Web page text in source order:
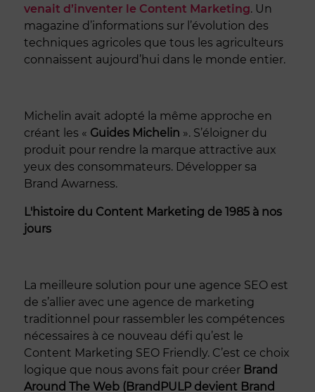
venait d’inventer le Content Marketing. Un
magazine d’informations sur l’évolution des
techniques agricoles que tous les agriculteurs
connaissent aujourd’hui dans le monde entier.
Michelin avait adopté la même approche en
créant les « Guides Michelin ». S’éloigner du
produit pour rendre la marque attractive aux
yeux des consommateurs. Développer sa
Brand Awarness.
L'histoire du Content Marketing de 1985 à nos
jours
La meilleure solution pour une agence SEO est
de s’allier avec une agence de marketing
traditionnel pour rassembler les compétences
nécessaires à ce nouveau défi qu’est le
Content Marketing SEO Friendly. C’est ce choix
logique que nous avons fait pour créer Brand
Around The Web (BrandPULP devient Brand